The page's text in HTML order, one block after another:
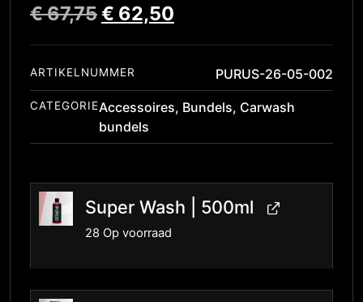
€67,75€ 62,50
ARTIKELNUMMER PURUS-26-05-002
CATEGORIEAccessoires, Bundels, Carwash
bundels
Super Wash | 500ml
28 Op voorraad